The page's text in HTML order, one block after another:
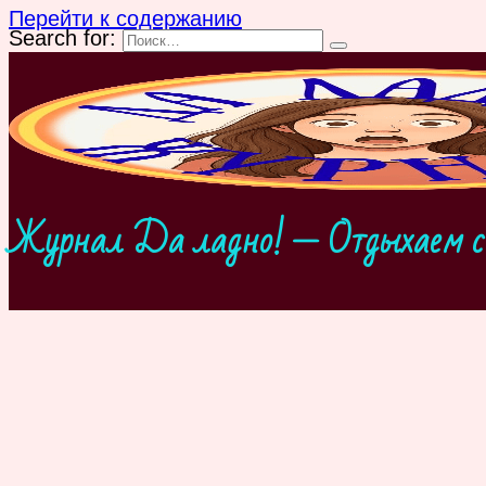
Перейти к содержанию
Search for:
Журнал Да ладно! — Отдыхаем с